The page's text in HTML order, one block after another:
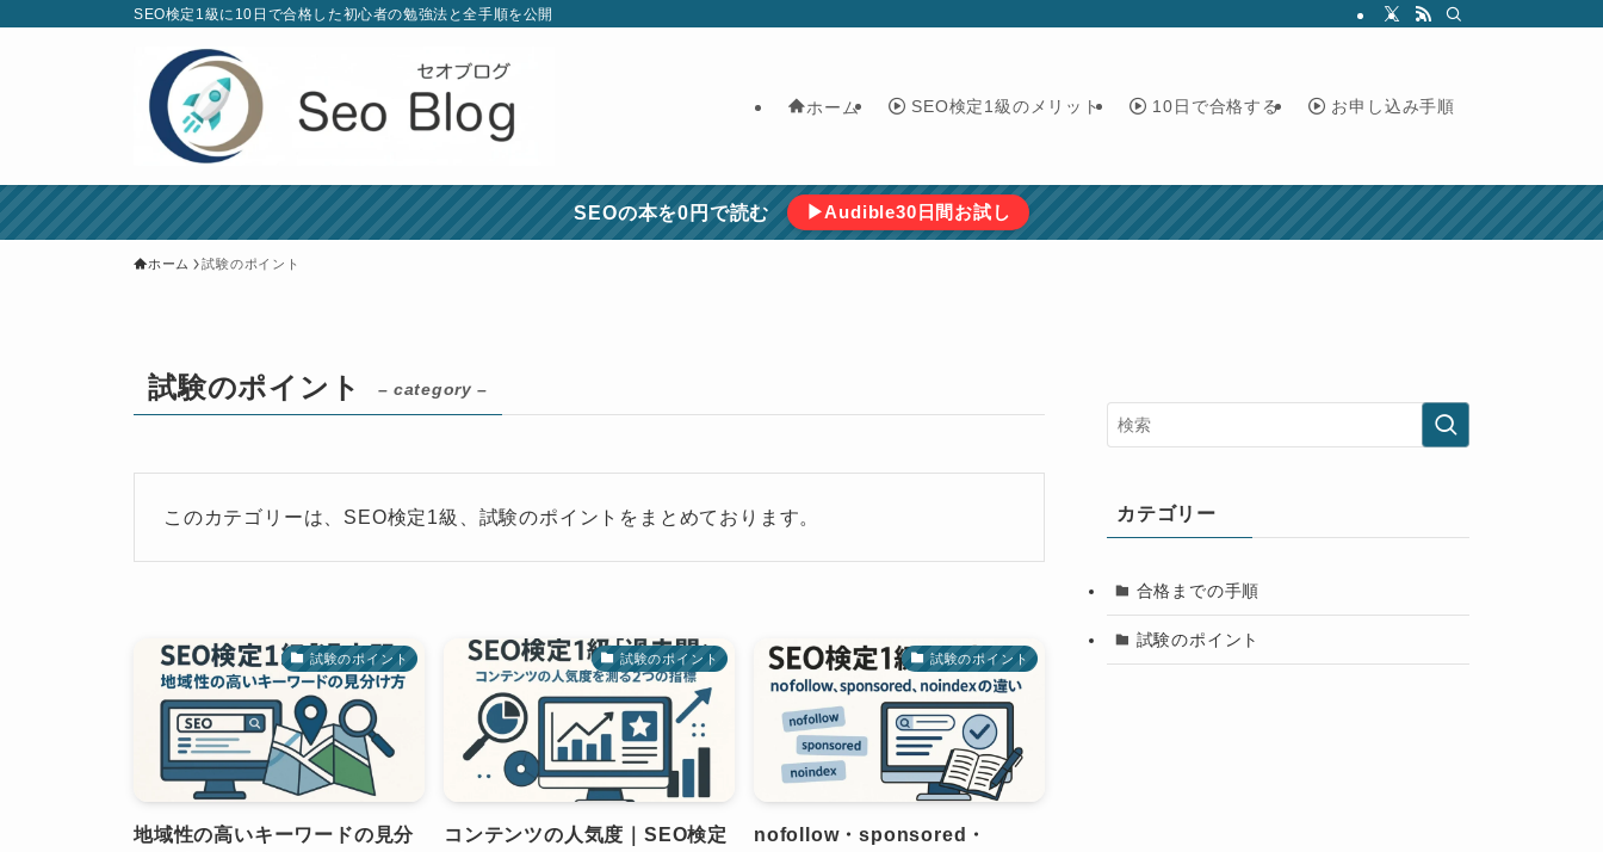
SEO検定1級に10日で合格した初心者の勉強法と全手順を公開
ホーム SEO検定1級のメリット 10日で合格する お申し込み手順
SEOの本を0円で読む ▶Audible30日間お試し
ホーム 試験のポイント
試験のポイント – category –
このカテゴリーは、SEO検定1級、試験のポイントをまとめております。
試験のポイント
地域性の高いキーワードの見分
試験のポイント
コンテンツの人気度｜SEO検定
試験のポイント
nofollow・sponsored・